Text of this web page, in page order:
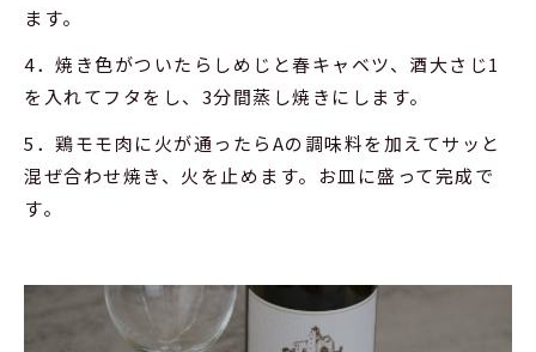
ます。
4．焼き色がついたらしめじと春キャベツ、酒大さじ1
を入れてフタをし、3分間蒸し焼きにします。
5．鶏モモ肉に火が通ったらAの調味料を加えてサッと
混ぜ合わせ焼き、火を止めます。お皿に盛って完成で
す。